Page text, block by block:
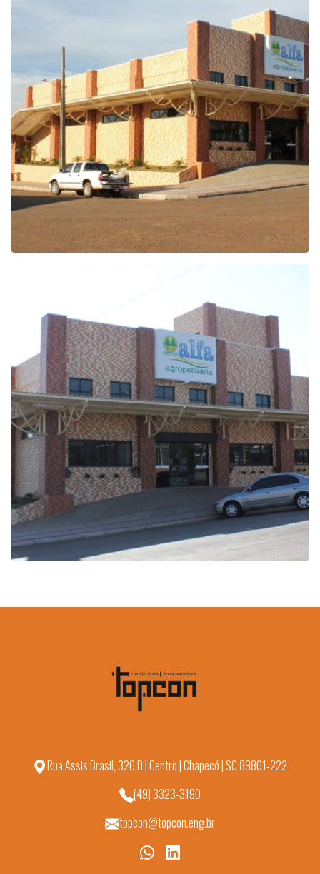
Rua Assis Brasil, 326 D | Centro | Chapecó | SC 89801-222
(49) 3323-3190
topcon@topcon.eng.br